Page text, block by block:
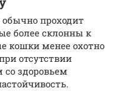
проходит
более склонны к
кошки менее охотно
отсутствии
со здоровьем